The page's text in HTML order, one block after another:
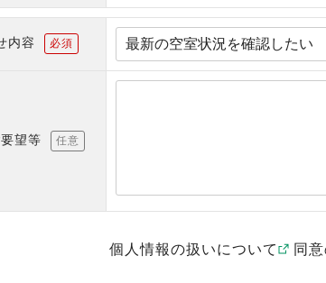
内容 必須
望等 任意
個人情報の扱いについて 同